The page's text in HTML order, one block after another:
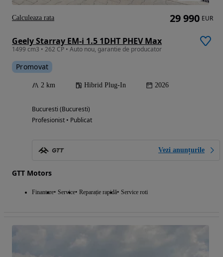
Geely Starray EM-i 1.5 1DHT PHEV Max
1499 cm3 • 262 CP • Auto nou, garantie de producator
Promovat
2 km Hibrid Plug-In 2026
Bucuresti (Bucuresti)
Profesionist • Publicat
Vezi anunțurile
GTT Motors
Finantare Service Reparație rapidă Service roti
29 990 EUR
Calculeaza rata